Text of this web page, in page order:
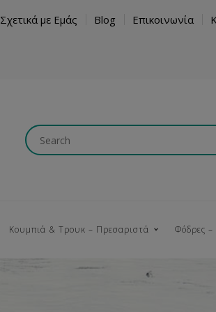
Σχετικά με Εμάς Blog Επικοινωνία
Κουμπιά & Τρουκ – Πρεσαριστά Φόδρες